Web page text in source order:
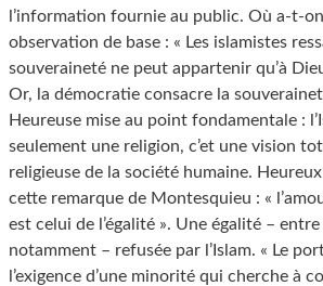
l’information fournie au public. Où a-t-
observation de base : « Les islamistes
souveraineté ne peut appartenir qu’à
Or, la démocratie consacre la
Heureuse mise au point fondamentale :
seulement une religion, c’et une vision
religieuse de la société humaine.
cette remarque de Montesquieu : «
est celui de l’égalité ». Une égalité –
notamment – refusée par l’Islam. « Le
l’exigence d’une minorité qui cherche à